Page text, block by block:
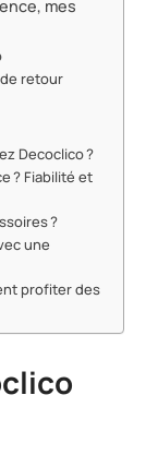
mes
retour
Decoclico ?
? Fiabilité et
?
une
profiter des